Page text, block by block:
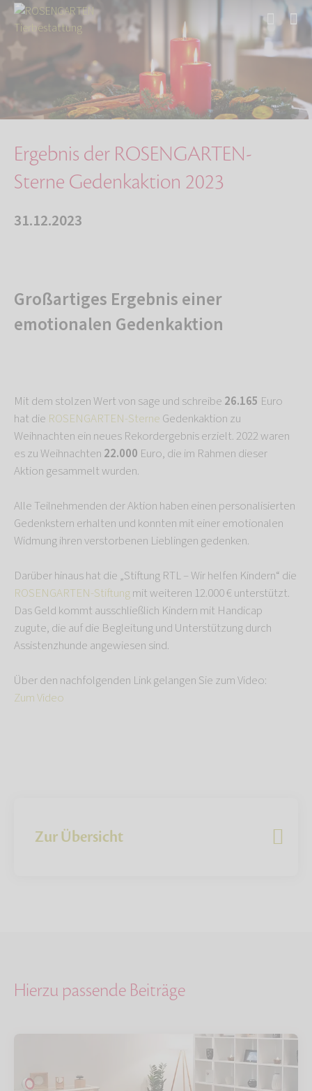
Über uns
Ergebnis der ROSENGARTEN-Sterne Gedenkaktion …
Ergebnis der ROSENGARTEN-
Sterne Gedenkaktion 2023
31.12.2023
Großartiges Ergebnis einer
emotionalen Gedenkaktion
Mit dem stolzen Wert von sage und schreibe 26.165 Euro
hat die ROSENGARTEN-Sterne Gedenkaktion zu
Weihnachten ein neues Rekordergebnis erzielt. 2022 waren
es zu Weihnachten 22.000 Euro, die im Rahmen dieser
Aktion gesammelt wurden.
Alle Teilnehmenden der Aktion haben einen personalisierten
Gedenkstern erhalten und konnten mit einer emotionalen
Widmung ihren verstorbenen Lieblingen gedenken.
Darüber hinaus hat die „Stiftung RTL – Wir helfen Kindern“ die
ROSENGARTEN-Stiftungmit weiteren 12.000 € unterstützt.
Das Geld kommt ausschließlich Kindern mit Handicap
zugute, die auf die Begleitung und Unterstützung durch
Assistenzhunde angewiesen sind.
Über den nachfolgenden Link gelangen Sie zum Video:
Zum Video
Zur Übersicht
Hierzu passende Beiträge